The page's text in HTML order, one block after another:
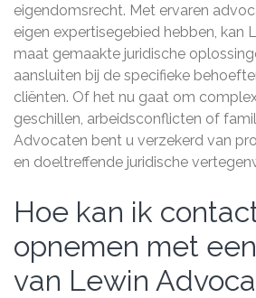
eigendomsrecht. Met ervaren
eigen expertisegebied hebben, kan
maat gemaakte juridische
aansluiten bij de specifieke
cliënten. Of het nu gaat om
geschillen, arbeidsconflicten of
Advocaten bent u verzekerd van
en doeltreffende juridische
Hoe kan ik
opnemen met
van Lewin